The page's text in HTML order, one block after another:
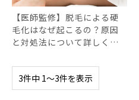
【医師監修】脱毛による硬
毛化はなぜ起こるの？原因
と対処法について詳しく…
3件中 1〜3件を表示